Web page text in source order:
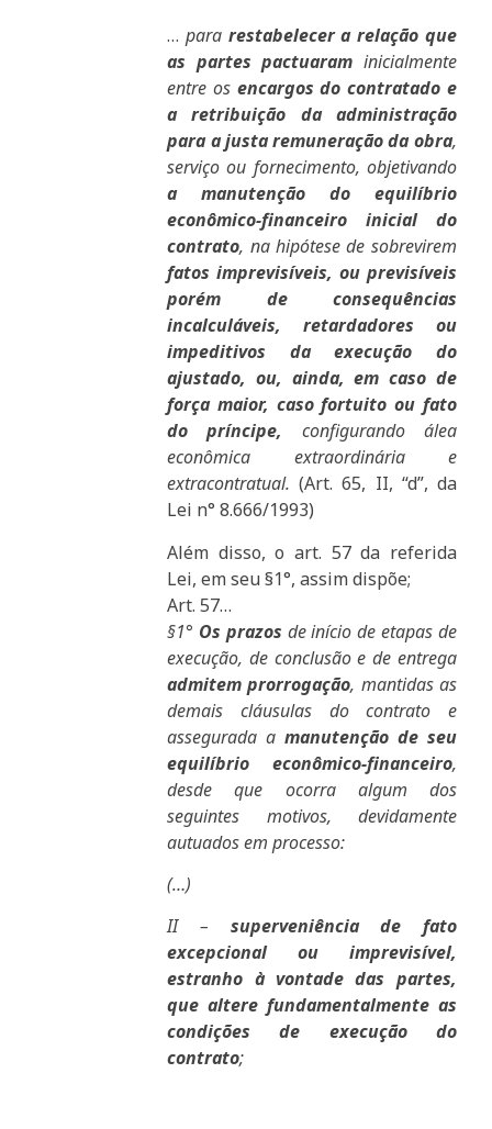
…para restabelecer a relação que
as partes pactuaram inicialmente
entre os encargos do contratado e
a retribuição da administração
para a justa remuneração da obra,
serviço ou fornecimento, objetivando
a manutenção do equilíbrio
econômico-financeiro inicial do
contrato, na hipótese de sobrevirem
fatos imprevisíveis, ou previsíveis
porém de consequências
incalculáveis, retardadores ou
impeditivos da execução do
ajustado, ou, ainda, em caso de
força maior, caso fortuito ou fato
do príncipe,
configurando álea
econômica extraordinária e
extracontratual.(Art. 65, II, “d”, da
Lei n° 8.666/1993)
Além disso, o art. 57 da referida
Lei, em seu §1°, assim dispõe;
Art. 57…
§1° Os prazos de início de etapas de
execução, de conclusão e de entrega
admitem prorrogação, mantidas as
demais cláusulas do contrato e
assegurada a manutenção de seu
equilíbrio econômico-financeiro,
desde que ocorra algum dos
seguintes motivos, devidamente
autuados em processo:
(…)
II – superveniência de fato
excepcional ou imprevisível,
estranho à vontade das partes,
que altere fundamentalmente as
condições de execução do
contrato;